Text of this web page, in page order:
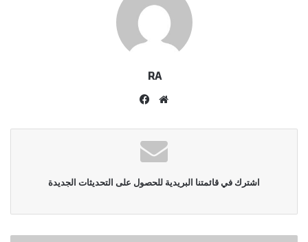
RA
موقع
اشترك في قائمتنا البريدية للحصول على التحديثات الجديدة